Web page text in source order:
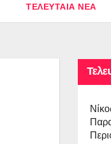
ΤΕΛΕΥΤΑΙΑ ΝΕΑ